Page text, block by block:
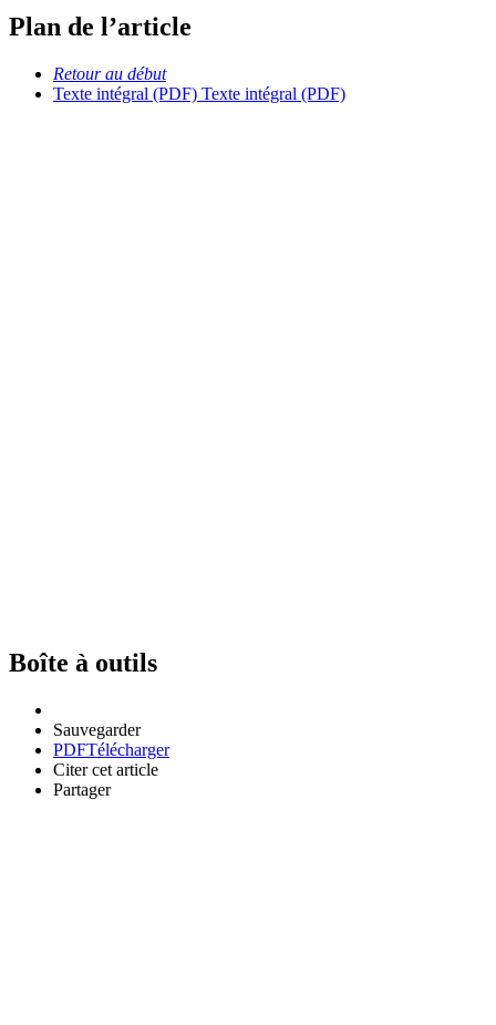
Plan de l’article
Retour au début
Texte intégral (PDF) Texte intégral (PDF)
Boîte à outils
Sauvegarder
PDFTélécharger
Citer cet article
Partager